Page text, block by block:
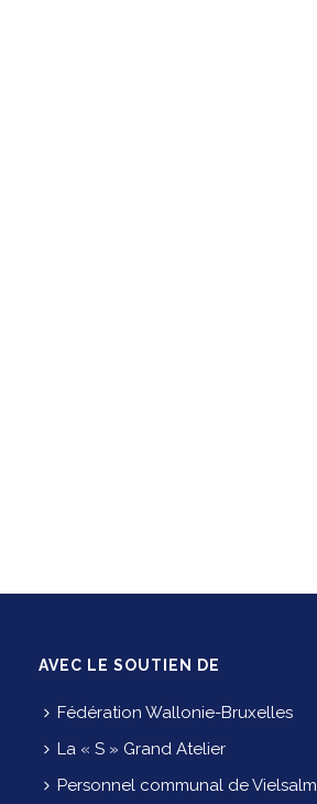
AVEC LE SOUTIEN DE
Fédération Wallonie-Bruxelles
La « S » Grand Atelier
Personnel communal de Vielsalm